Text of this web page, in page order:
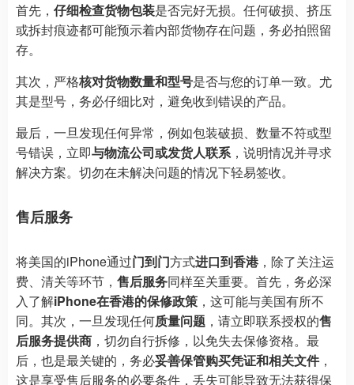
首先， 仔细检查货物包装是否完好无损。任何破损、挤压
或拆封痕迹都可能预示着内部货物存在问题，务必拍照留
存。
其次，严格核对货物数量和型号是否与您的订单一致。尤
其是型号，务必仔细比对，避免收到错误的产品。
最后，一旦发现任何异常，例如包装破损、数量不符或型
号错误，立即与物流公司或发货人联系，说明情况并寻求
解决方案。切勿在未解决问题的情况下轻易签收。
售后服务
将美国的iPhone通过门到门方式进口到香港，除了关注运
费、清关等环节， 售后服务同样至关重要。首先，务必深
入了解iPhone在香港的保修政策 ，这可能与美国有所不
同。其次，一旦发现任何质量问题 ，请立即联系授权的售
后服务提供商 ，切勿自行拆修，以免失去保修资格。最
后，也是最关键的，务必妥善保管购买凭证和相关文件，
这是享受售后服务的必要条件，丢失可能导致无法获得保